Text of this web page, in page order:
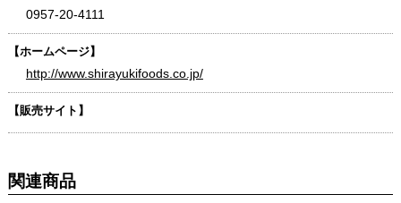
0957-20-4111
【ホームページ】
http://www.shirayukifoods.co.jp/
【販売サイト】
関連商品